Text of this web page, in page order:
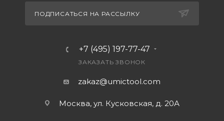
ПОДПИСАТЬСЯ НА РАССЫЛКУ
+7 (495) 197-77-47
ЗАКАЗАТЬ ЗВОНОК
zakaz@umictool.com
Москва, ул. Кусковская, д. 20А